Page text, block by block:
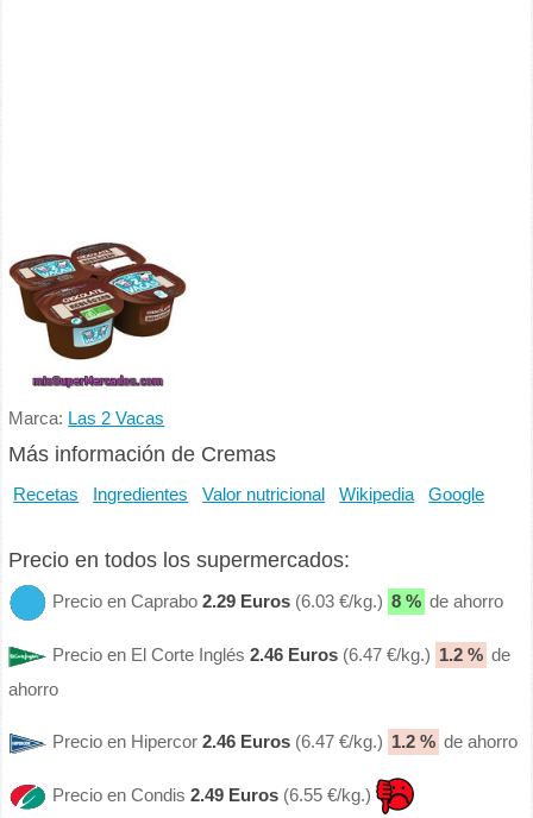
Marca: Las 2 Vacas
Más información de Cremas
Recetas Ingredientes Valor nutricional Wikipedia Google
Precio en todos los supermercados:
Precio en Caprabo2.29 Euros (6.03 €/kg.) 8 % de ahorro
Precio en El Corte Inglés2.46 Euros (6.47 €/kg.) 1.2 % de
ahorro
Precio en Hipercor2.46 Euros (6.47 €/kg.) 1.2 % de ahorro
Precio en Condis2.49 Euros (6.55 €/kg.)